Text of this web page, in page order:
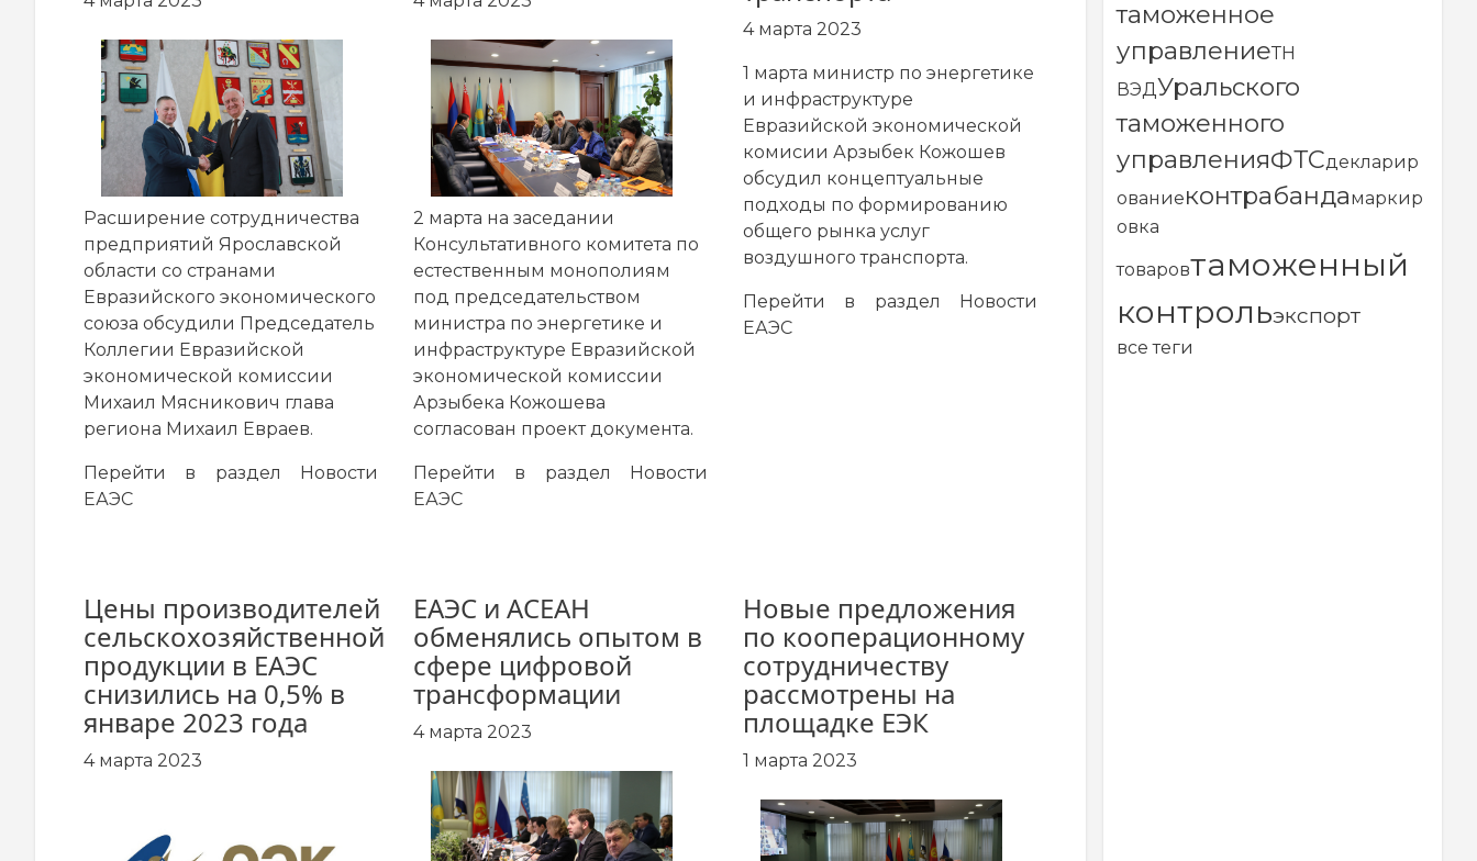
Расширение сотрудничества
предприятий Ярославской
области со странами
Евразийского экономического
союза обсудили Председатель
Коллегии Евразийской
экономической комиссии
Михаил Мясникович глава
региона Михаил Евраев.
Перейти в раздел Новости
ЕАЭС
2 марта на заседании
Консультативного комитета по
естественным монополиям
под председательством
министра по энергетике и
инфраструктуре Евразийской
экономической комиссии
Арзыбека Кожошева
согласован проект документа.
Перейти в раздел Новости
ЕАЭС
4 марта 2023
1 марта министр по энергетике
и инфраструктуре
Евразийской экономической
комисии Арзыбек Кожошев
обсудил концептуальные
подходы по формированию
общего рынка услуг
воздушного транспорта.
Перейти в раздел Новости
ЕАЭС
Цены производителей
сельскохозяйственной
продукции в ЕАЭС
снизились на 0,5% в
январе 2023 года
4 марта 2023
ЕАЭС и АСЕАН
обменялись опытом в
сфере цифровой
трансформации
4 марта 2023
Новые предложения
по кооперационному
сотрудничеству
рассмотрены на
площадке ЕЭК
1 марта 2023
таможенное
управлениеТН
ВЭДУральского
таможенного
управленияФТСдекларир
ованиеконтрабандамаркир
овка
товаровтаможенный
контрольэкспорт
все теги